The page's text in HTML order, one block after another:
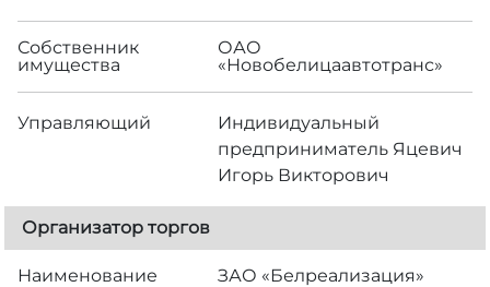
Собственник
имущества
ОАО
«Новобелицаавтотранс»
Управляющий
Индивидуальный
предприниматель Яцевич
Игорь Викторович
Организатор торгов
Наименование ЗАО «Белреализация»